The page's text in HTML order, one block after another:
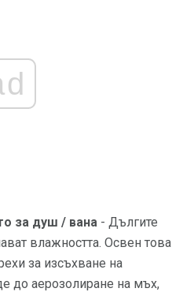
за душ / вана - Дългите
влажността. Освен това
за изсъхване на
до аерозолиране на мъх,